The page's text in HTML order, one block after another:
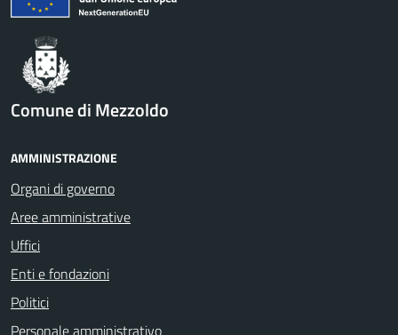
Comune di Mezzoldo
AMMINISTRAZIONE
Organi di governo
Aree amministrative
Uffici
Enti e fondazioni
Politici
Personale amministrativo